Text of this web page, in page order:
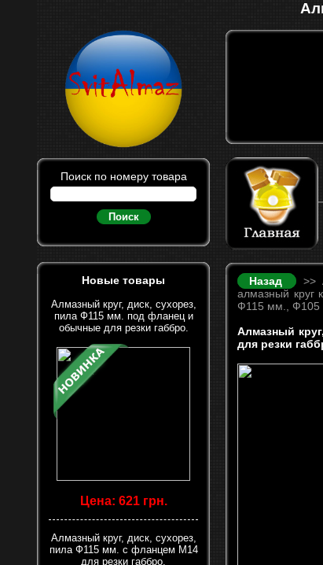
Поиск по номеру товара
Поиск
Новые товары
Алмазный круг, диск, сухорез,
пила Ф115 мм. под фланец и
обычные для резки габбро.
Цена: 621 грн.
Алмазный круг, диск, сухорез,
пила Ф115 мм. с фланцем М14
для резки габбро.
Назад
>>
алмазный круг
Ф115 мм.,
Алмазный
для резки